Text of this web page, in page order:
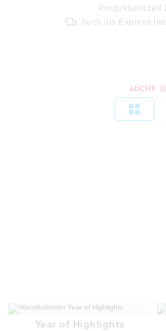
Produktionszeit
Auch als Express
abCHF
Year of Highlights